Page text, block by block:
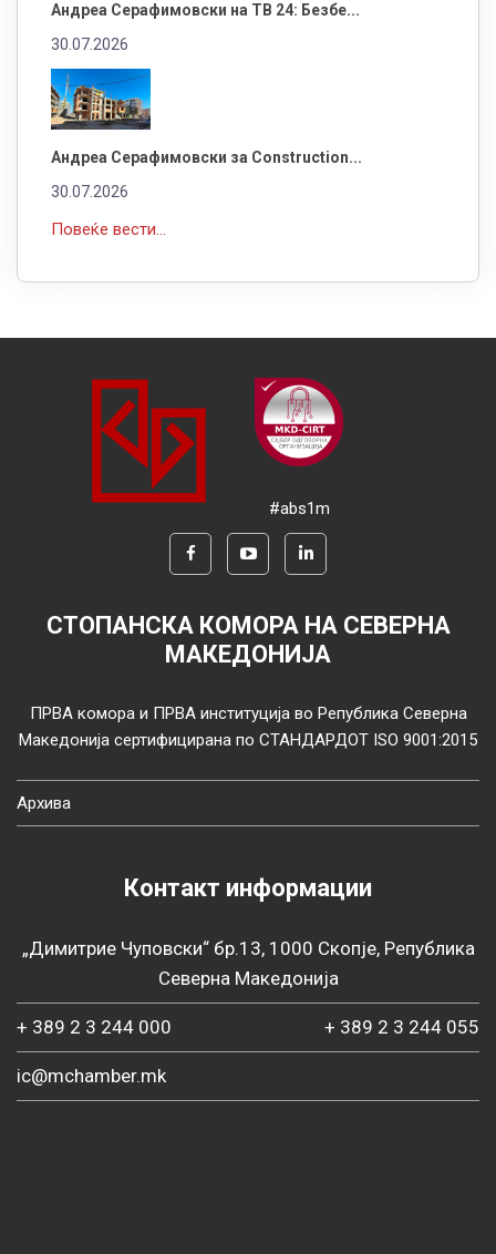
Андреа Серафимовски на ТВ 24: Безбе...
30.07.2026
Андреа Серафимовски за Construction...
30.07.2026
Повеќе вести...
#abs1m
СТОПАНСКА КОМОРА НА СЕВЕРНА
МАКЕДОНИЈА
ПРВА комора и ПРВА институција во Република Северна
Македонија сертифицирана по СТАНДАРДОТ ISO 9001:2015
Архива
Контакт информации
„Димитрие Чуповски“ бр.13, 1000 Скопје, Република
Северна Македонија
+ 389 2 3 244 000 + 389 2 3 244 055
ic@mchamber.mk